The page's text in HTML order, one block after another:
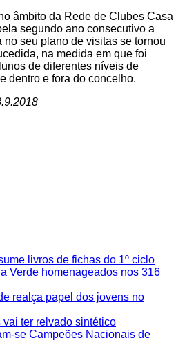
âmbito da Rede de Clubes Casa
segundo ano consecutivo a
seu plano de visitas se tornou
na medida em que foi
de diferentes níveis de
dentro e fora do concelho.
livros de fichas do 1º ciclo
Verde homenageados nos 316
realça papel dos jovens no
ter relvado sintético
se Campeões Nacionais de